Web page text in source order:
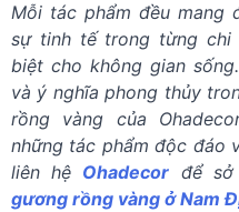
Mỗi tác phẩm đều mang
sự tinh tế trong từng chi
biệt cho không gian
và ý nghĩa phong thủy
rồng vàng của
những tác phẩm độc đáo
liên hệ Ohadecor để sở
gương rồng vàng ở Nam